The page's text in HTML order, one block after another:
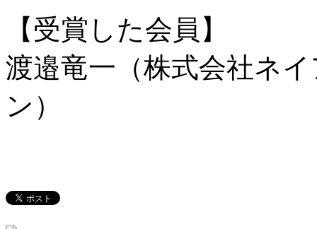
【受賞した会員】
渡邉竜一（株式会社ネ
ン）